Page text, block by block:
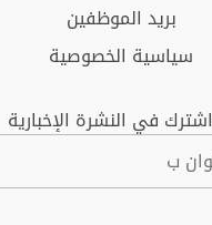
بريد الموظفين
سياسية الخصوصية
اشترك في النشرة الإخبارية